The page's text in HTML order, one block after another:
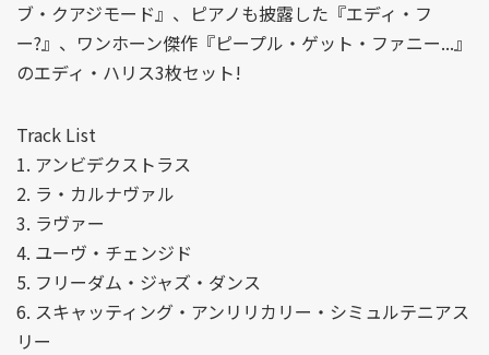
ブ・クアジモード』、ピアノも披露した『エディ・フ
ー?』、ワンホーン傑作『ピープル・ゲット・ファニー...』
のエディ・ハリス3枚セット!
Track List
1. アンビデクストラス
2. ラ・カルナヴァル
3. ラヴァー
4. ユーヴ・チェンジド
5. フリーダム・ジャズ・ダンス
6. スキャッティング・アンリリカリー・シミュルテニアス
リー